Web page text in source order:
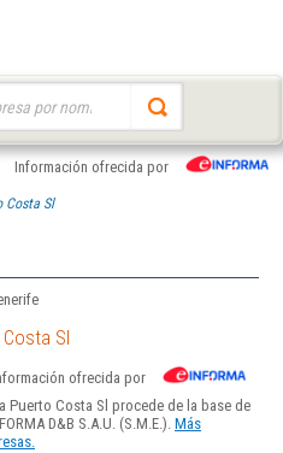
Información ofrecida por
Costa Sl
Sl
ofrecida por
Puerto Costa Sl procede de la base de
D&B S.A.U. (S.M.E.). Más